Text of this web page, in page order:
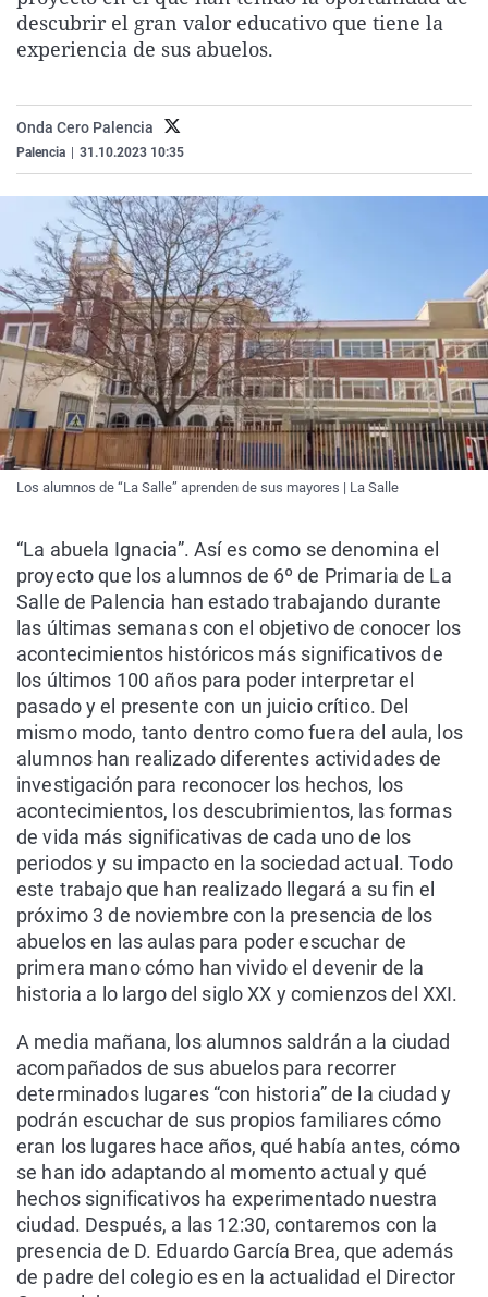
La rosa de los vientos
Caso
Extremadura
País Vasco
Virales
descubrir el gran valor educativo que tiene la
experiencia de sus abuelos.
Onda Cero Palencia
Palencia 31.10.2023 10:35
Los alumnos de “La Salle” aprenden de sus mayores | La Salle
“La abuela Ignacia”. Así es como se denomina el
proyecto que los alumnos de 6º de Primaria de La
Salle de Palencia han estado trabajando durante
las últimas semanas con el objetivo de conocer los
acontecimientos históricos más significativos de
los últimos 100 años para poder interpretar el
pasado y el presente con un juicio crítico. Del
mismo modo, tanto dentro como fuera del aula, los
alumnos han realizado diferentes actividades de
investigación para reconocer los hechos, los
acontecimientos, los descubrimientos, las formas
de vida más significativas de cada uno de los
periodos y su impacto en la sociedad actual. Todo
este trabajo que han realizado llegará a su fin el
próximo 3 de noviembre con la presencia de los
abuelos en las aulas para poder escuchar de
primera mano cómo han vivido el devenir de la
historia a lo largo del siglo XX y comienzos del XXI.
A media mañana, los alumnos saldrán a la ciudad
acompañados de sus abuelos para recorrer
determinados lugares “con historia” de la ciudad y
podrán escuchar de sus propios familiares cómo
eran los lugares hace años, qué había antes, cómo
se han ido adaptando al momento actual y qué
hechos significativos ha experimentado nuestra
ciudad. Después, a las 12:30, contaremos con la
presencia de D. Eduardo García Brea, que además
de padre del colegio es en la actualidad el Director